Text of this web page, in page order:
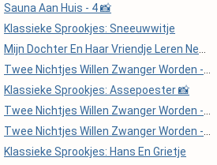
Sauna Aan Huis - 4 📸
Klassieke Sprookjes: Sneeuwwitje
Klassieke Sprookjes: Assepoester 📸
Klassieke Sprookjes: Hans En Grietje